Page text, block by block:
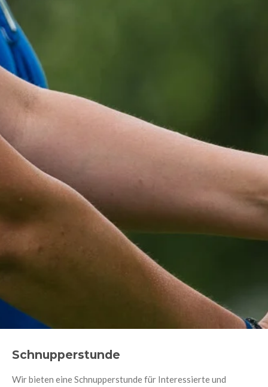
Schnupperstunde
Wir bieten eine Schnupperstunde für Interessierte und